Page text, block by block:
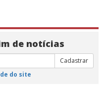
de notícias
Cadastrar
do site